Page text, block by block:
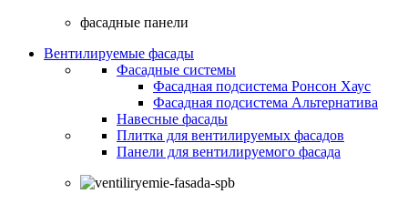
фасадные панели
Вентилируемые фасады
Фасадные системы
Фасадная подсистема Ронсон Хаус
Фасадная подсистема Альтернатива
Навесные фасады
Плитка для вентилируемых фасадов
Панели для вентилируемого фасада